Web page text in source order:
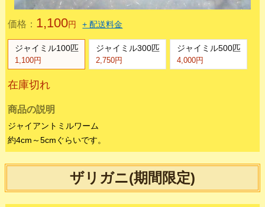
ジャイアントミルワーム